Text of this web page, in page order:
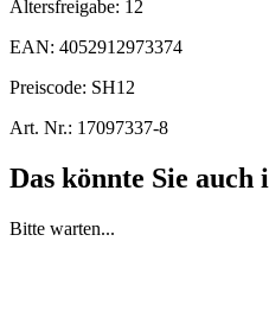
Altersfreigabe: 12
EAN: 4052912973374
Preiscode: SH12
Art. Nr.: 17097337-8
Das könnte Sie auch
Bitte warten...